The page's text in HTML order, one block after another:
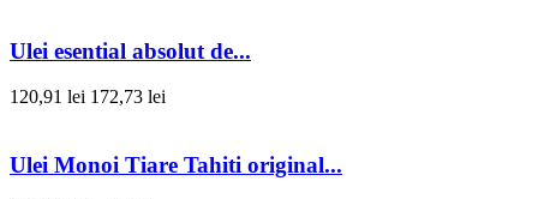
Ulei esential absolut de...
120,91 lei 172,73 lei
Ulei Monoi Tiare Tahiti original...